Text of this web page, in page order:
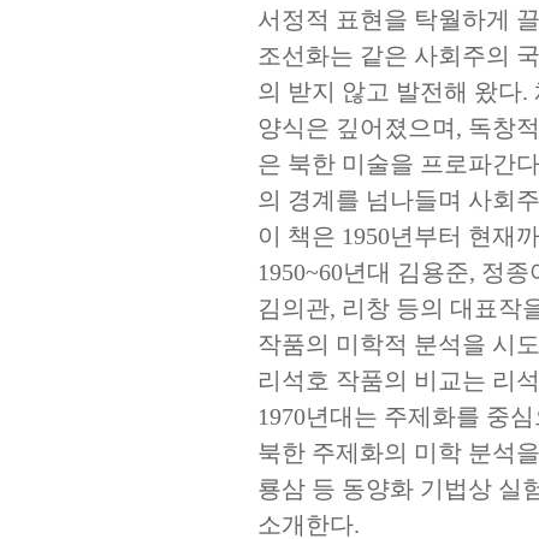
서정적 표현을 탁월하게
조선화는 같은 사회주의
의 받지 않고 발전해 왔다
양식은 깊어졌으며, 독창
은 북한 미술을 프로파간
의 경계를 넘나들며 사회
이 책은 1950년부터 현재
1950~60년대 김용준, 정
김의관, 리창 등의 대표작
작품의 미학적 분석을 시
리석호 작품의 비교는 리
1970년대는 주제화를 중
북한 주제화의 미학 분석
룡삼 등 동양화 기법상 실
소개한다.